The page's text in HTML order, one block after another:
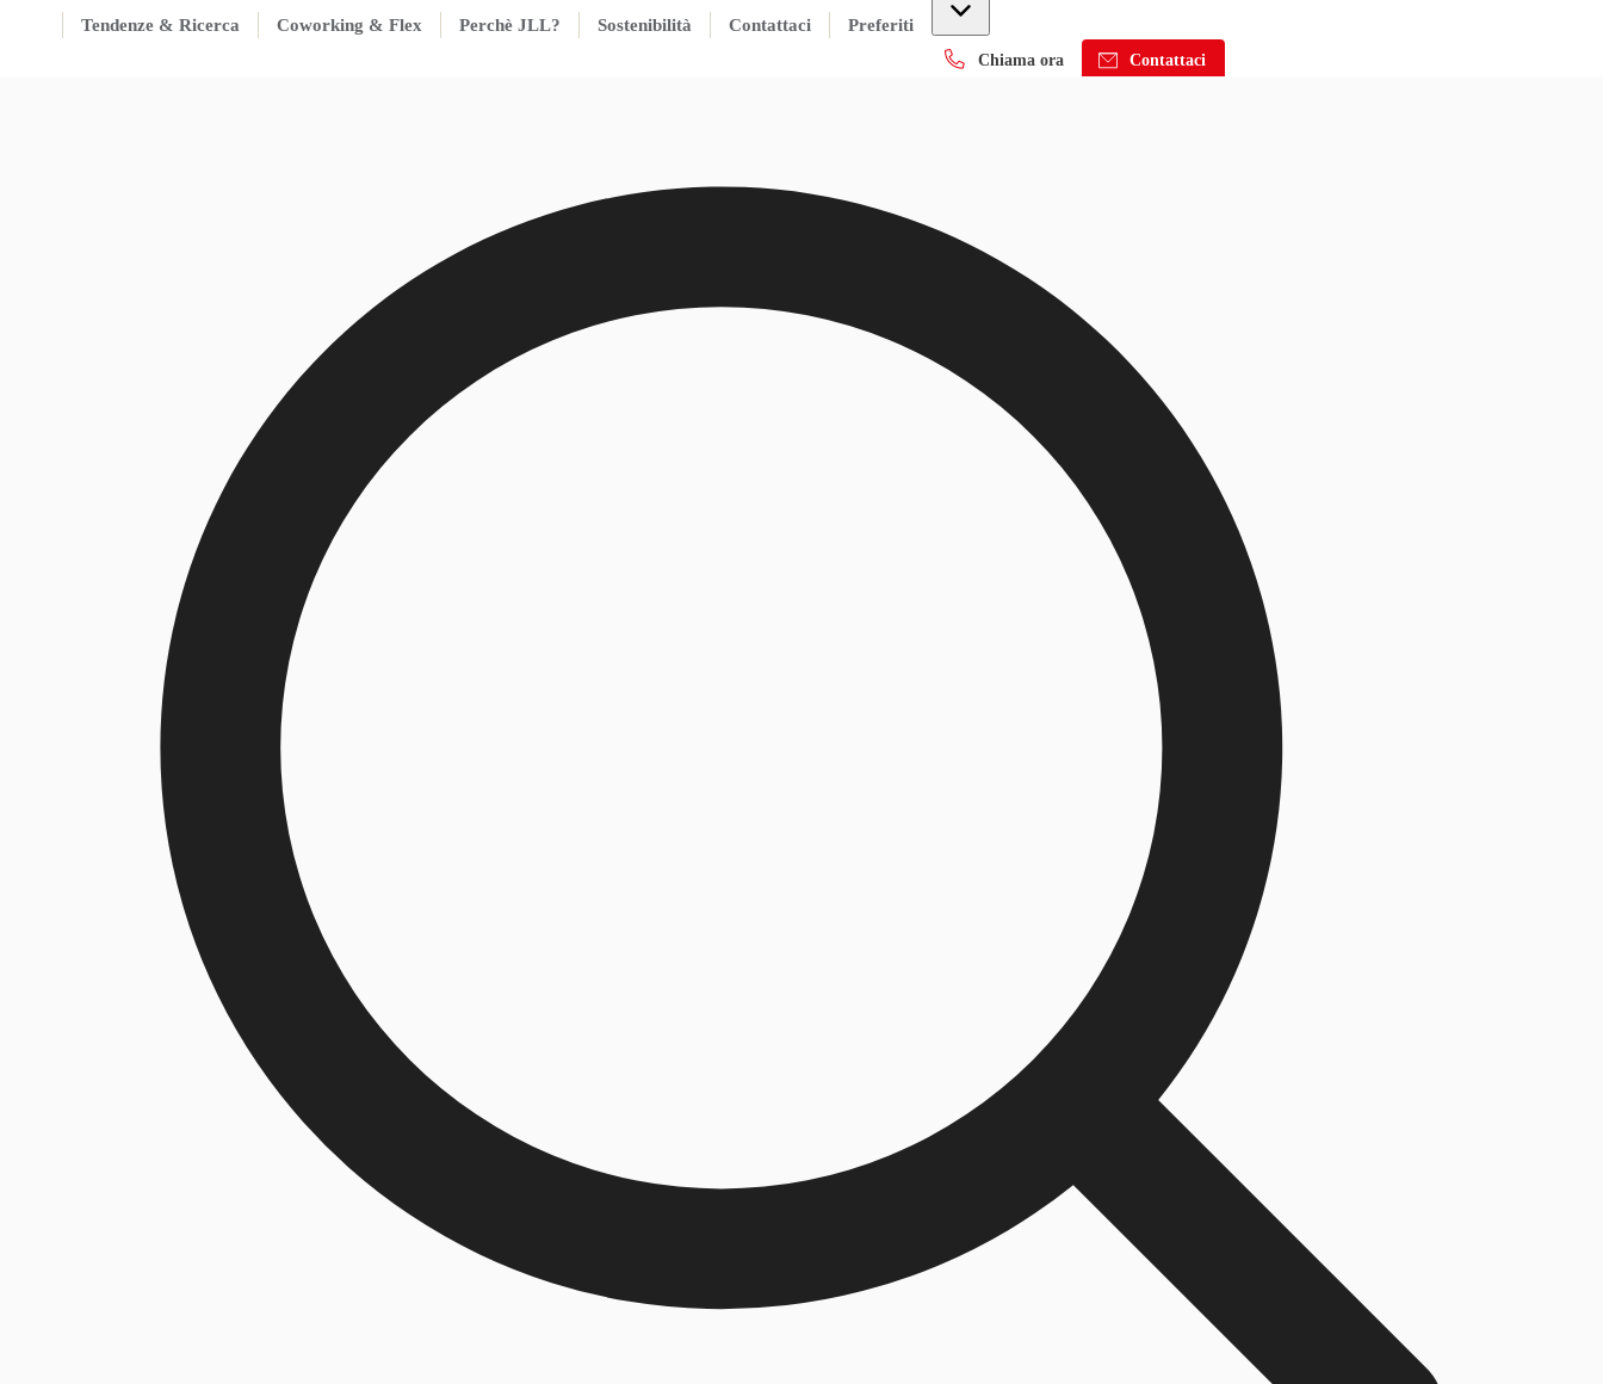
Tendenze & Ricerca Coworking & Flex Perchè JLL? Sostenibilità Contattaci Preferiti
Chiama ora Contattaci